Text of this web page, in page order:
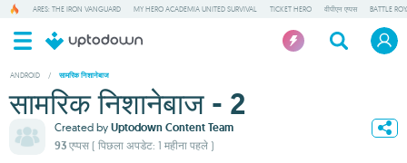
ARES: THE IRON VANGUARD MY HERO ACADEMIA UNITED SURVIVAL TICKET HERO वीपीएन एप्पस BATTLE
ANDROID / सामरिक निशानेबाज
सामरिक निशानेबाज - 2
Created by Uptodown Content Team
93 एप्पस ( पिछला अपडेट: 1 महीना पहले )